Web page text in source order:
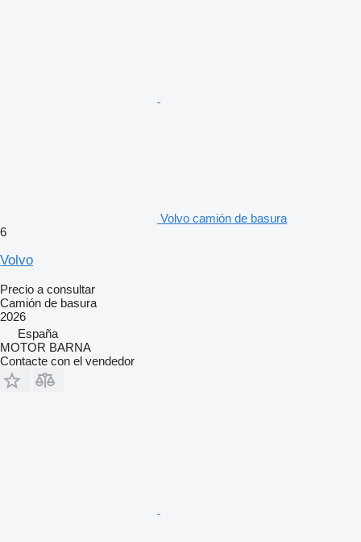
Volvo camión de basura
6
Volvo
Precio a consultar
Camión de basura
2026
España
MOTOR BARNA
Contacte con el vendedor